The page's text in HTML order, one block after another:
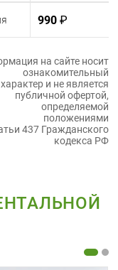
990₽
на сайте носит
ознакомительный
характер и не является
публичной офертой,
определяемой
положениями
437 Гражданского
кодекса РФ